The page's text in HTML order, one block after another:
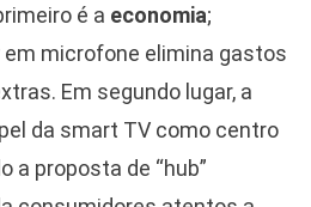
é a economia;
microfone elimina gastos
Em segundo lugar, a
da smart TV como centro
a proposta de “hub”